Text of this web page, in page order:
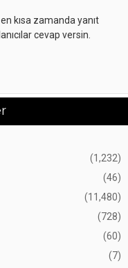
kısa zamanda yanıt
cevap versin.
(1,232)
(46)
(11,480)
(728)
(60)
(7)